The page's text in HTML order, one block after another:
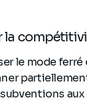
la
le mode